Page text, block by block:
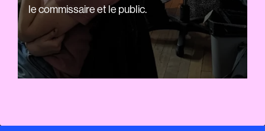
le commissaire et le public.